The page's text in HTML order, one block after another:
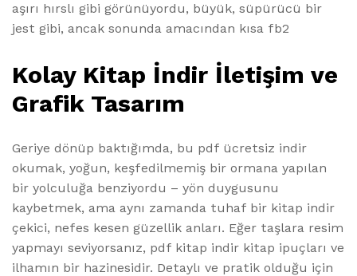
aşırı hırslı gibi görünüyordu, büyük, süpürücü bir
jest gibi, ancak sonunda amacından kısa fb2
Kolay Kitap İndir İletişim ve
Grafik Tasarım
Geriye dönüp baktığımda, bu pdf ücretsiz indir
okumak, yoğun, keşfedilmemiş bir ormana yapılan
bir yolculuğa benziyordu – yön duygusunu
kaybetmek, ama aynı zamanda tuhaf bir kitap indir
çekici, nefes kesen güzellik anları. Eğer taşlara resim
yapmayı seviyorsanız, pdf kitap indir kitap ipuçları ve
ilhamın bir hazinesidir. Detaylı ve pratik olduğu için